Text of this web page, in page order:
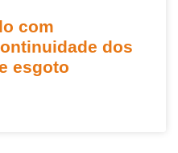
com
dos
esgoto